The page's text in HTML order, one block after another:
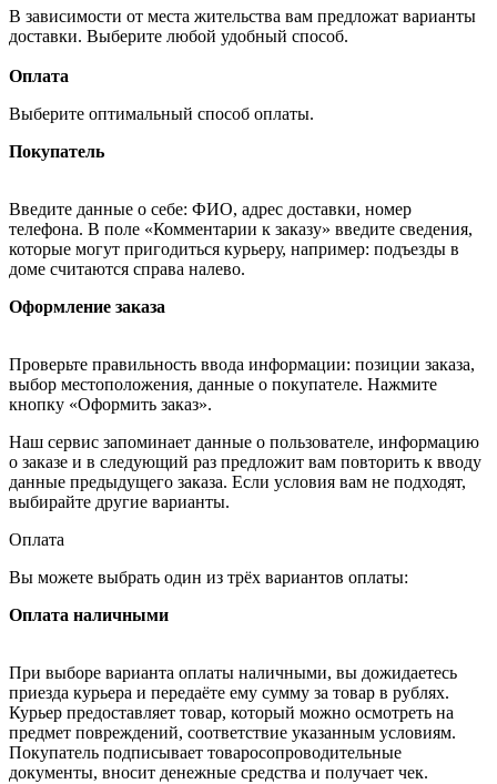
В зависимости от места жительства вам предложат варианты
доставки. Выберите любой удобный способ.
Оплата
Выберите оптимальный способ оплаты.
Покупатель
Введите данные о себе: ФИО, адрес доставки, номер
телефона. В поле «Комментарии к заказу» введите сведения,
которые могут пригодиться курьеру, например: подъезды в
доме считаются справа налево.
Оформление заказа
Проверьте правильность ввода информации: позиции заказа,
выбор местоположения, данные о покупателе. Нажмите
кнопку «Оформить заказ».
Наш сервис запоминает данные о пользователе, информацию
о заказе и в следующий раз предложит вам повторить к вводу
данные предыдущего заказа. Если условия вам не подходят,
выбирайте другие варианты.
Оплата
Вы можете выбрать один из трёх вариантов оплаты:
Оплата наличными
При выборе варианта оплаты наличными, вы дожидаетесь
приезда курьера и передаёте ему сумму за товар в рублях.
Курьер предоставляет товар, который можно осмотреть на
предмет повреждений, соответствие указанным условиям.
Покупатель подписывает товаросопроводительные
документы, вносит денежные средства и получает чек.